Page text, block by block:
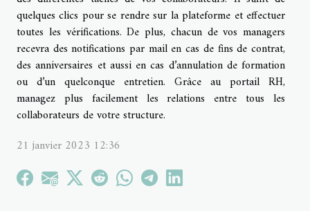
quelques clics pour se rendre sur la plateforme et effectuer
toutes les vérifications. De plus, chacun de vos managers
recevra des notifications par mail en cas de fins de contrat,
des anniversaires et aussi en cas d’annulation de formation
ou d’un quelconque entretien. Grâce au portail RH,
managez plus facilement les relations entre tous les
collaborateurs de votre structure.
21 janvier 2023 12:36